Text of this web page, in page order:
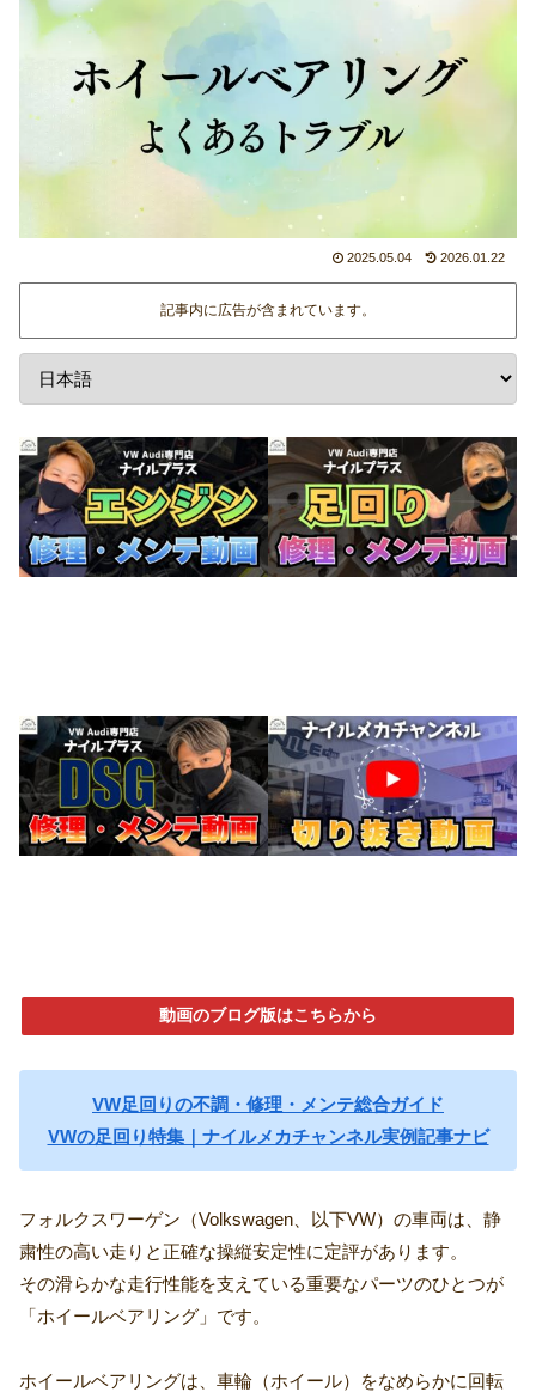
2025.05.04 2026.01.22
記事内に広告が含まれています。
動画のブログ版はこちらから
VW足回りの不調・修理・メンテ総合ガイド
VWの足回り特集｜ナイルメカチャンネル実例記事ナビ
フォルクスワーゲン（Volkswagen、以下VW）の車両は、静
粛性の高い走りと正確な操縦安定性に定評があります。
その滑らかな走行性能を支えている重要なパーツのひとつが
「ホイールベアリング」です。
ホイールベアリングは、車輪（ホイール）をなめらかに回転